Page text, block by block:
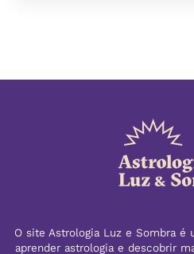
O site Astrologia Luz e Sombra é
aprender astrologia e descobrir